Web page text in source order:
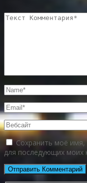
Сохранить моё имя,
для последующих моих